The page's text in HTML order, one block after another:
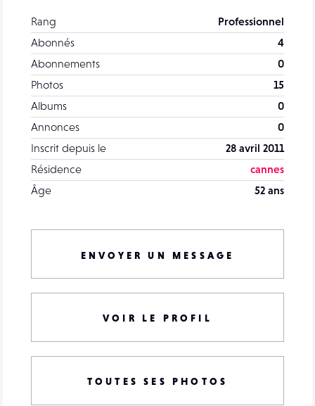
Rang
Professionnel
Abonnés
4
Abonnements
0
Photos
15
Albums
0
Annonces
0
Inscrit depuis le
28 avril 2011
Résidence
cannes
Âge
52 ans
ENVOYER UN MESSAGE
VOIR LE PROFIL
TOUTES SES PHOTOS